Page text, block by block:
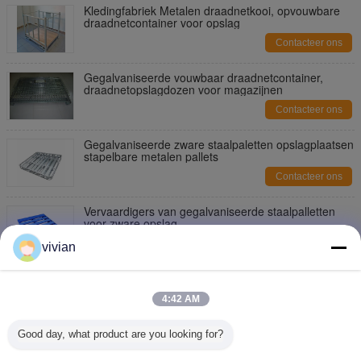
Kledingfabriek Metalen draadnetkooi, opvouwbare
draadnetcontainer voor opslag
Contacteer ons
Gegalvaniseerde vouwbaar draadnetcontainer,
draadnetopslagdozen voor magazijnen
Contacteer ons
Gegalvaniseerde zware staalpaletten opslagplaatsen
stapelbare metalen pallets
Contacteer ons
Vervaardigers van gegalvaniseerde staalpalletten
voor zware opslag
staal, Euro-Standardgrootte
Voor het opslaan van metaal Euro-pallet, stapelbare
vivian
4:42 AM
Good day, what product are you looking for?